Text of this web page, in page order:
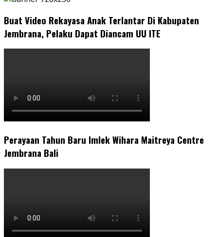
Buat Video Rekayasa Anak Terlantar Di Kabupaten
Jembrana, Pelaku Dapat Diancam UU ITE
Perayaan Tahun Baru Imlek Wihara Maitreya Centre
Jembrana Bali